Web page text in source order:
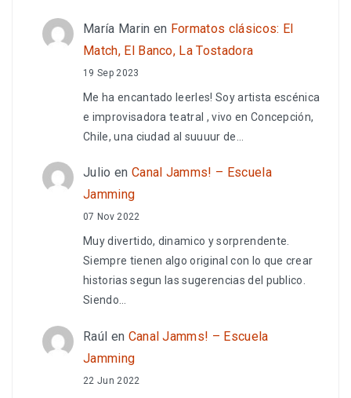
María Marin en Formatos clásicos: El
Match, El Banco, La Tostadora
19 Sep 2023
Me ha encantado leerles! Soy artista escénica
e improvisadora teatral , vivo en Concepción,
Chile, una ciudad al suuuur de…
Julio en Canal Jamms! – Escuela
Jamming
07 Nov 2022
Muy divertido, dinamico y sorprendente.
Siempre tienen algo original con lo que crear
historias segun las sugerencias del publico.
Siendo…
Raúl en Canal Jamms! – Escuela
Jamming
22 Jun 2022